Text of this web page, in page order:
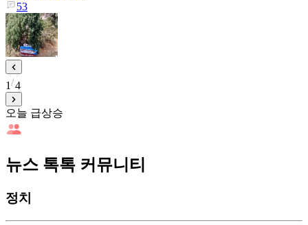
53
1 4
오늘 급상승
뉴스 톡톡 커뮤니티
정치